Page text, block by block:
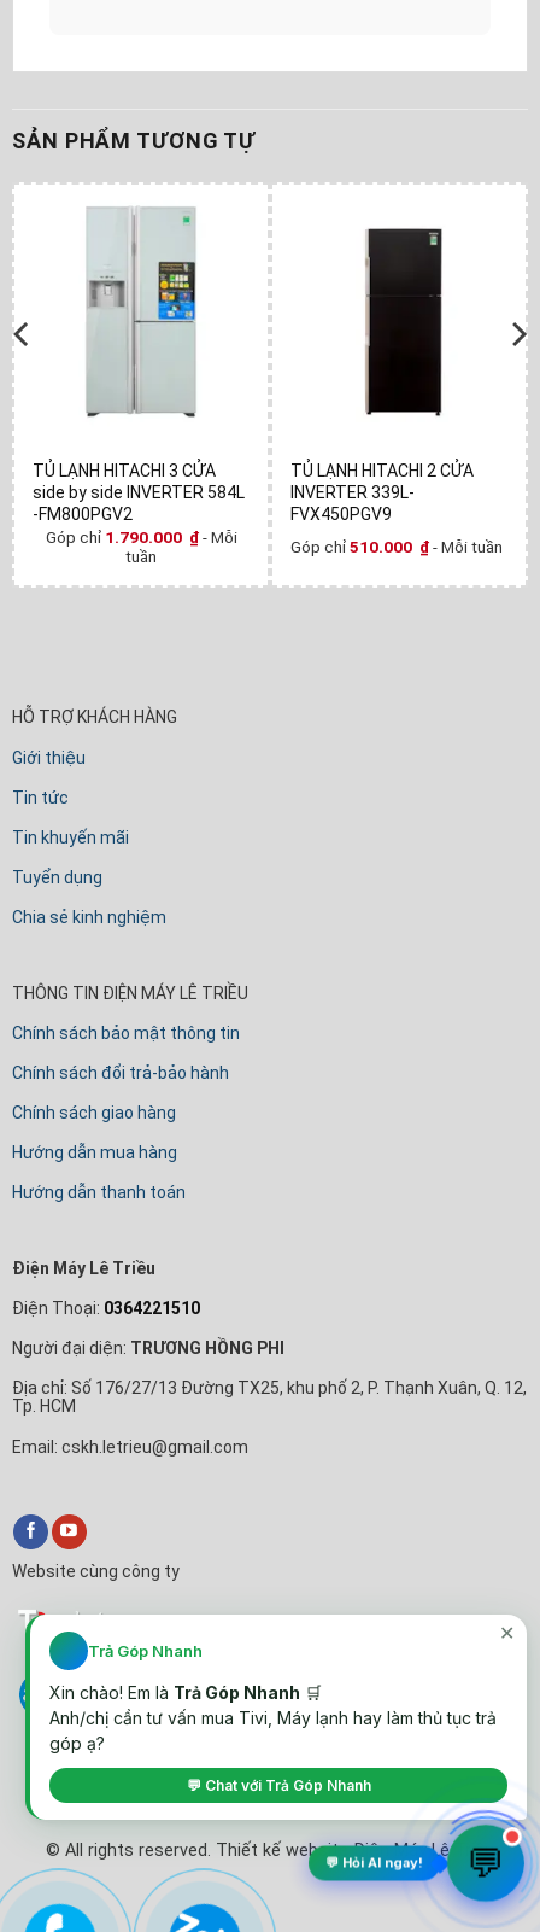
SẢN PHẨM TƯƠNG TỰ
TỦ LẠNH HITACHI 3 CỬA
side by side INVERTER 584L
-FM800PGV2
Góp chỉ 1.790.000 ₫ - Mỗi
tuần
TỦ LẠNH HITACHI 2 CỬA
INVERTER 339L-
FVX450PGV9
Góp chỉ510.000 ₫- Mỗi tuần
HỖ TRỢ KHÁCH HÀNG
Giới thiệu
Tin tức
Tin khuyến mãi
Tuyển dụng
Chia sẻ kinh nghiệm
THÔNG TIN ĐIỆN MÁY LÊ TRIỀU
Chính sách bảo mật thông tin
Chính sách đổi trả-bảo hành
Chính sách giao hàng
Hướng dẫn mua hàng
Hướng dẫn thanh toán
Điện Máy Lê Triều
Điện Thoại: 0364221510
Người đại diện: TRƯƠNG HỒNG PHI
Địa chỉ: Số 176/27/13 Đường TX25, khu phố 2, P. Thạnh Xuân, Q. 12,
Tp. HCM
Email: cskh.letrieu@gmail.com
Website cùng công ty
© All rights reserved. Thiết kế website Điện Máy Lê Triều
✕
Trả Góp Nhanh
Xin chào! Em là Trả Góp Nhanh 🛒
Anh/chị cần tư vấn mua Tivi, Máy lạnh hay làm thủ tục trả
góp ạ?
💬 Chat với Trả Góp Nhanh
💬
💬 Hỏi AI ngay!